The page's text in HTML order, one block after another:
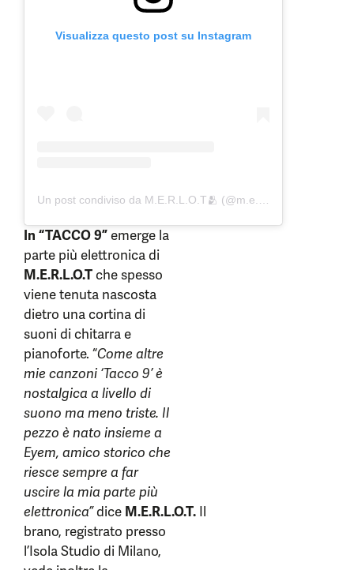
Visualizza questo post su Instagram
In “TACCO 9”emerge la
parte più elettronica di
M.E.R.L.O.Tche spesso
viene tenuta nascosta
dietro una cortina di
suoni di chitarra e
pianoforte. “Come altre
mie canzoni ‘Tacco 9’ è
nostalgica a livello di
suono ma meno triste. Il
pezzo è nato insieme a
Eyem, amico storico che
riesce sempre a far
uscire la mia parte più
elettronica”dice M.E.R.L.O.T. Il
brano, registrato presso
l’Isola Studio di Milano,